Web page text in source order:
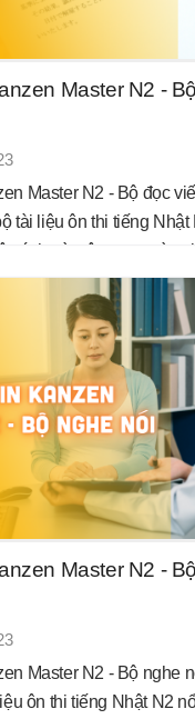
Master N2 -
Master N2 - Bộ đọc
tài liệu ôn thi tiếng Nhật
sách này tập trung vào
của người học thông
bài viết thực hành. Dưới
trong Shin Kanzen
Master N2 -
Master N2 - Bộ nghe
ôn thi tiếng Nhật N2